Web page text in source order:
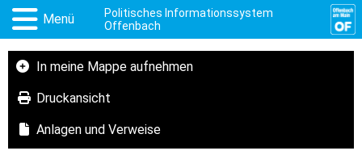
Menü
Politisches Informationssystem
Offenbach
In meine Mappe aufnehmen
Druckansicht
Anlagen und Verweise